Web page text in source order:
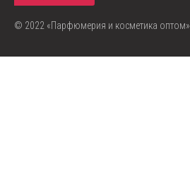
© 2022 «Парфюмерия и косметика оптом»